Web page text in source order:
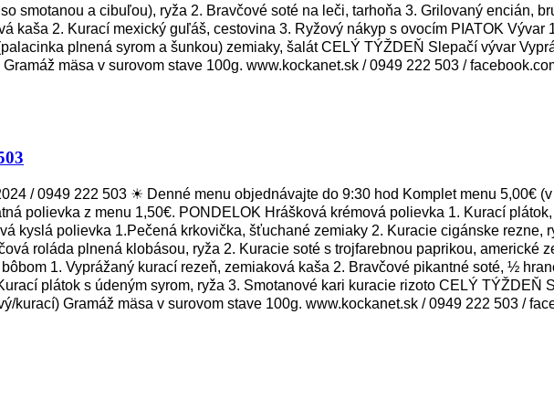
smotanou a cibuľou), ryža 2. Bravčové soté na leči, tarhoňa 3. Grilovaný encián,
kaša 2. Kurací mexický guľáš, cestovina 3. Ryžový nákyp s ovocím PIATOK
plnená syrom a šunkou) zemiaky, šalát CELÝ TÝŽDEŇ Slepačí vývar
mäsa v surovom stave 100g. www.kockanet.sk / 0949 222 503 /
/ 0949 222 503 ☀ Denné menu objednávajte do 9:30 hod Komplet menu 5,00€
polievka z menu 1,50€. PONDELOK Hrášková krémová polievka 1. Kurací
kyslá polievka 1.Pečená krkovička, šťuchané zemiaky 2. Kuracie cigánske rezne,
roláda plnená klobásou, ryža 2. Kuracie soté s trojfarebnou paprikou, americké
1. Vyprážaný kurací rezeň, zemiaková kaša 2. Bravčové pikantné soté, ½
plátok s údeným syrom, ryža 3. Smotanové kari kuracie rizoto CELÝ TÝŽDEŇ
kurací) Gramáž mäsa v surovom stave 100g. www.kockanet.sk / 0949 222 503 /